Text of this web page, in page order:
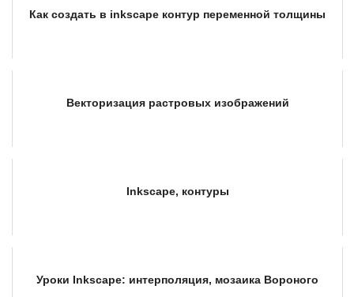
Как создать в inkscape контур переменной толщины
Векторизация растровых изображений
Inkscape, контуры
Уроки Inkscape: интерполяция, мозаика Вороного